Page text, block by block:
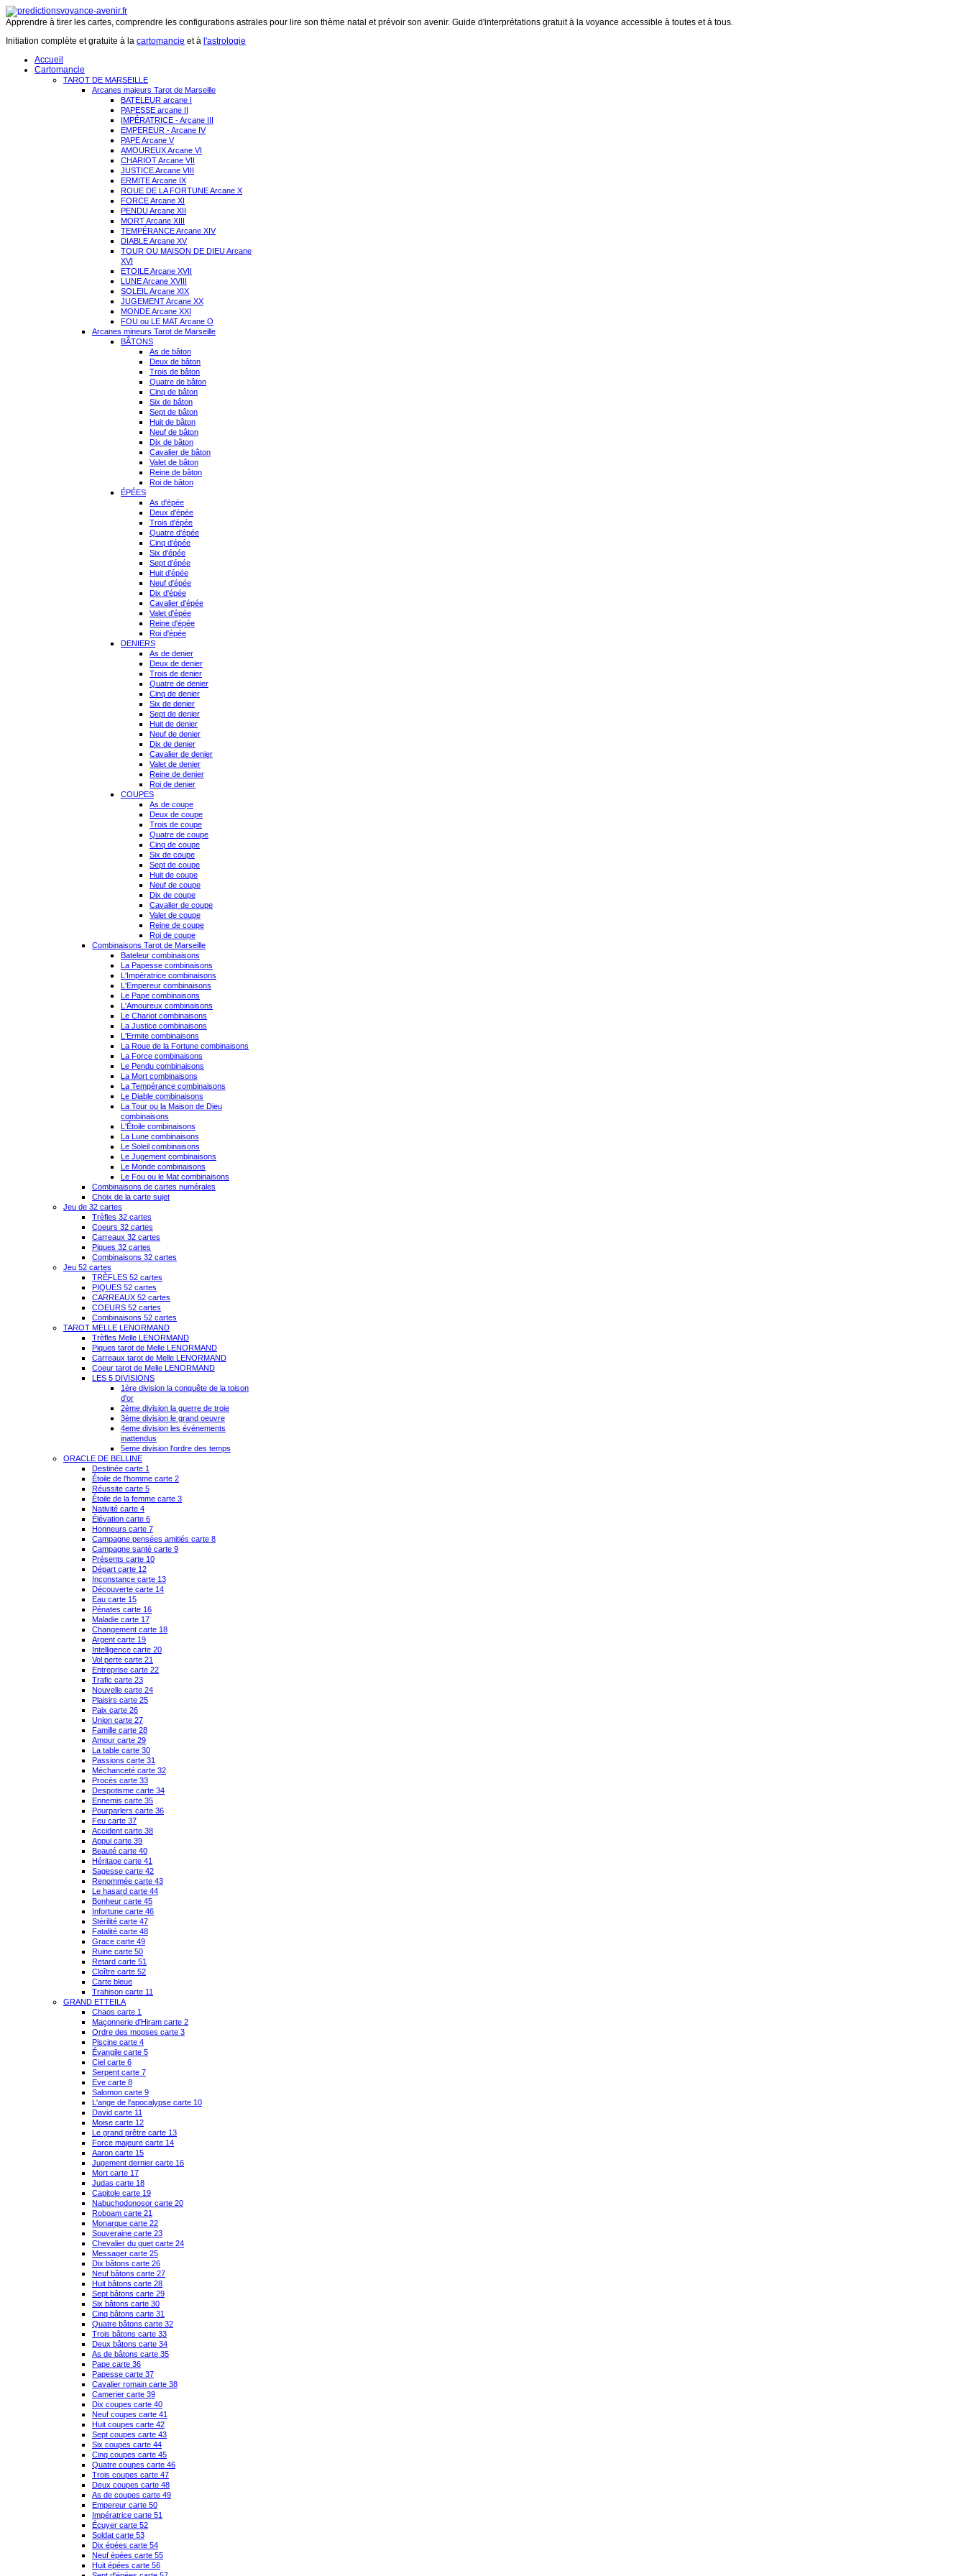
Apprendre à tirer les cartes, comprendre les configurations astrales pour lire son thème natal et prévoir son avenir. Guide d'interprétations gratuit à la voyance accessible à toutes et à tous.
Initiation complète et gratuite à la cartomancie et à l'astrologie
Accueil
Cartomancie
TAROT DE MARSEILLE
Arcanes majeurs Tarot de Marseille
BATELEUR arcane I
PAPESSE arcane II
IMPÉRATRICE - Arcane III
EMPEREUR - Arcane IV
PAPE Arcane V
AMOUREUX Arcane VI
CHARIOT Arcane VII
JUSTICE Arcane VIII
ERMITE Arcane IX
ROUE DE LA FORTUNE Arcane X
FORCE Arcane XI
PENDU Arcane XII
MORT Arcane XIII
TEMPÉRANCE Arcane XIV
DIABLE Arcane XV
TOUR OU MAISON DE DIEU Arcane
XVI
ETOILE Arcane XVII
LUNE Arcane XVIII
SOLEIL Arcane XIX
JUGEMENT Arcane XX
MONDE Arcane XXI
FOU ou LE MAT Arcane O
Arcanes mineurs Tarot de Marseille
BÂTONS
As de bâton
Deux de bâton
Trois de bâton
Quatre de bâton
Cinq de bâton
Six de bâton
Sept de bâton
Huit de bâton
Neuf de bâton
Dix de bâton
Cavalier de bâton
Valet de bâton
Reine de bâton
Roi de bâton
ÉPÉES
As d'épée
Deux d'épée
Trois d'épée
Quatre d'épée
Cinq d'épée
Six d'épée
Sept d'épée
Huit d'épée
Neuf d'épée
Dix d'épée
Cavalier d'épée
Valet d'épée
Reine d'épée
Roi d'épée
DENIERS
As de denier
Deux de denier
Trois de denier
Quatre de denier
Cinq de denier
Six de denier
Sept de denier
Huit de denier
Neuf de denier
Dix de denier
Cavalier de denier
Valet de denier
Reine de denier
Roi de denier
COUPES
As de coupe
Deux de coupe
Trois de coupe
Quatre de coupe
Cinq de coupe
Six de coupe
Sept de coupe
Huit de coupe
Neuf de coupe
Dix de coupe
Cavalier de coupe
Valet de coupe
Reine de coupe
Roi de coupe
Combinaisons Tarot de Marseille
Bateleur combinaisons
La Papesse combinaisons
L'Impératrice combinaisons
L'Empereur combinaisons
Le Pape combinaisons
L'Amoureux combinaisons
Le Chariot combinaisons
La Justice combinaisons
L'Ermite combinaisons
La Roue de la Fortune combinaisons
La Force combinaisons
Le Pendu combinaisons
La Mort combinaisons
La Tempérance combinaisons
Le Diable combinaisons
La Tour ou la Maison de Dieu
combinaisons
L'Étoile combinaisons
La Lune combinaisons
Le Soleil combinaisons
Le Jugement combinaisons
Le Monde combinaisons
Le Fou ou le Mat combinaisons
Combinaisons de cartes numérales
Choix de la carte sujet
Jeu de 32 cartes
Trèfles 32 cartes
Coeurs 32 cartes
Carreaux 32 cartes
Piques 32 cartes
Combinaisons 32 cartes
Jeu 52 cartes
TRÈFLES 52 cartes
PIQUES 52 cartes
CARREAUX 52 cartes
COEURS 52 cartes
Combinaisons 52 cartes
TAROT MELLE LENORMAND
Trèfles Melle LENORMAND
Piques tarot de Melle LENORMAND
Carreaux tarot de Melle LENORMAND
Coeur tarot de Melle LENORMAND
LES 5 DIVISIONS
1ère division la conquête de la toison
d'or
2ème division la guerre de troie
3ème division le grand oeuvre
4eme division les événements
inattendus
5eme division l'ordre des temps
ORACLE DE BELLINE
Destinée carte 1
Étoile de l'homme carte 2
Réussite carte 5
Étoile de la femme carte 3
Nativité carte 4
Élévation carte 6
Honneurs carte 7
Campagne pensées amitiés carte 8
Campagne santé carte 9
Présents carte 10
Départ carte 12
Inconstance carte 13
Découverte carte 14
Eau carte 15
Pénates carte 16
Maladie carte 17
Changement carte 18
Argent carte 19
Intelligence carte 20
Vol perte carte 21
Entreprise carte 22
Trafic carte 23
Nouvelle carte 24
Plaisirs carte 25
Paix carte 26
Union carte 27
Famille carte 28
Amour carte 29
La table carte 30
Passions carte 31
Méchanceté carte 32
Procès carte 33
Despotisme carte 34
Ennemis carte 35
Pourparlers carte 36
Feu carte 37
Accident carte 38
Appui carte 39
Beauté carte 40
Héritage carte 41
Sagesse carte 42
Renommée carte 43
Le hasard carte 44
Bonheur carte 45
Infortune carte 46
Stérilité carte 47
Fatalité carte 48
Grace carte 49
Ruine carte 50
Retard carte 51
Cloître carte 52
Carte bleue
Trahison carte 11
GRAND ETTEILA
Chaos carte 1
Maçonnerie d'Hiram carte 2
Ordre des mopses carte 3
Piscine carte 4
Évangile carte 5
Ciel carte 6
Serpent carte 7
Eve carte 8
Salomon carte 9
L'ange de l'apocalypse carte 10
David carte 11
Moise carte 12
Le grand prêtre carte 13
Force majeure carte 14
Aaron carte 15
Jugement dernier carte 16
Mort carte 17
Judas carte 18
Capitole carte 19
Nabuchodonosor carte 20
Roboam carte 21
Monarque carte 22
Souveraine carte 23
Chevalier du guet carte 24
Messager carte 25
Dix bâtons carte 26
Neuf bâtons carte 27
Huit bâtons carte 28
Sept bâtons carte 29
Six bâtons carte 30
Cinq bâtons carte 31
Quatre bâtons carte 32
Trois bâtons carte 33
Deux bâtons carte 34
As de bâtons carte 35
Pape carte 36
Papesse carte 37
Cavalier romain carte 38
Camerier carte 39
Dix coupes carte 40
Neuf coupes carte 41
Huit coupes carte 42
Sept coupes carte 43
Six coupes carte 44
Cinq coupes carte 45
Quatre coupes carte 46
Trois coupes carte 47
Deux coupes carte 48
As de coupes carte 49
Empereur carte 50
Impératrice carte 51
Écuyer carte 52
Soldat carte 53
Dix épées carte 54
Neuf épées carte 55
Huit épées carte 56